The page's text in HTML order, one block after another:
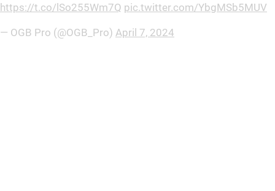
https://t.co/lSo255Wm7Q pic.twitter.com/YbgMSb5MUV
— OGB Pro (@OGB_Pro) April 7, 2024